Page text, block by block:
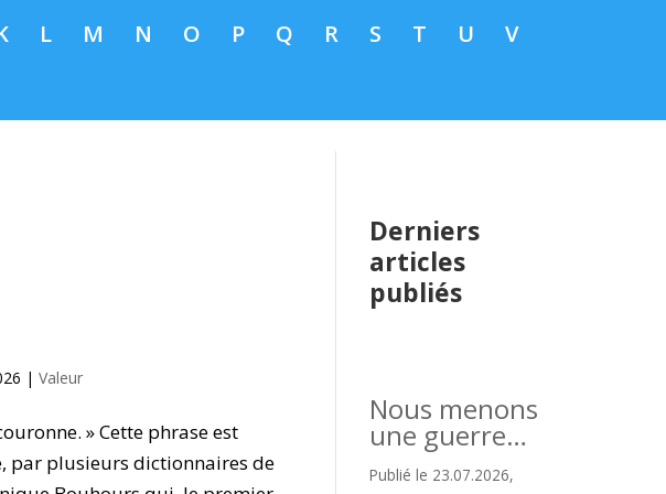
L M N O P Q R S T U
V
| Valeur
» Cette phrase est
par plusieurs dictionnaires de
Derniers
articles
publiés
Nous menons
une guerre…
Publié le 23.07.2026,